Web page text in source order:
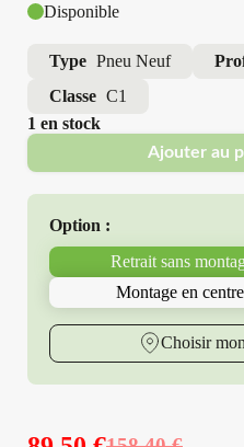
Disponible
Type Pneu Neuf
Classe C1
1 en stock
Ajouter au
Option :
Retrait sans
Montage en
Choisir